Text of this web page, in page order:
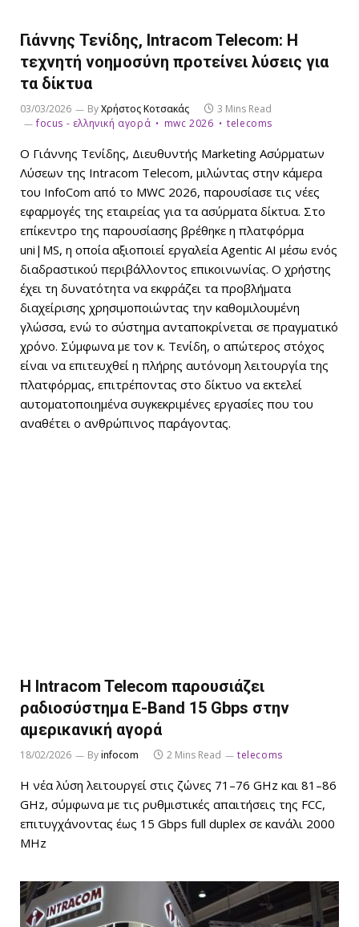
Γιάννης Τενίδης, Intracom Telecom: Η
τεχνητή νοημοσύνη προτείνει λύσεις για
τα δίκτυα
03/03/2026 ByΧρήστος Κοτσακάς
3 Mins Read
focus - ελληνική αγορά
mwc 2026 telecoms
Ο Γιάννης Τενίδης, Διευθυντής Marketing Ασύρματων
Λύσεων της Intracom Telecom, μιλώντας στην κάμερα
του InfoCom από το MWC 2026, παρουσίασε τις νέες
εφαρμογές της εταιρείας για τα ασύρματα δίκτυα. Στο
επίκεντρο της παρουσίασης βρέθηκε η πλατφόρμα
uni|MS, η οποία αξιοποιεί εργαλεία Agentic AI μέσω ενός
διαδραστικού περιβάλλοντος επικοινωνίας. Ο χρήστης
έχει τη δυνατότητα να εκφράζει τα προβλήματα
διαχείρισης χρησιμοποιώντας την καθομιλουμένη
γλώσσα, ενώ το σύστημα ανταποκρίνεται σε πραγματικό
χρόνο. Σύμφωνα με τον κ. Τενίδη, ο απώτερος στόχος
είναι να επιτευχθεί η πλήρης αυτόνομη λειτουργία της
πλατφόρμας, επιτρέποντας στο δίκτυο να εκτελεί
αυτοματοποιημένα συγκεκριμένες εργασίες που του
αναθέτει ο ανθρώπινος παράγοντας.
Η Intracom Telecom παρουσιάζει
ραδιοσύστημα E-Band 15 Gbps στην
αμερικανική αγορά
18/02/2026 Byinfocom 2 Mins Read telecoms
Η νέα λύση λειτουργεί στις ζώνες 71–76 GHz και 81–86
GHz, σύμφωνα με τις ρυθμιστικές απαιτήσεις της FCC,
επιτυγχάνοντας έως 15 Gbps full duplex σε κανάλι 2000
MHz